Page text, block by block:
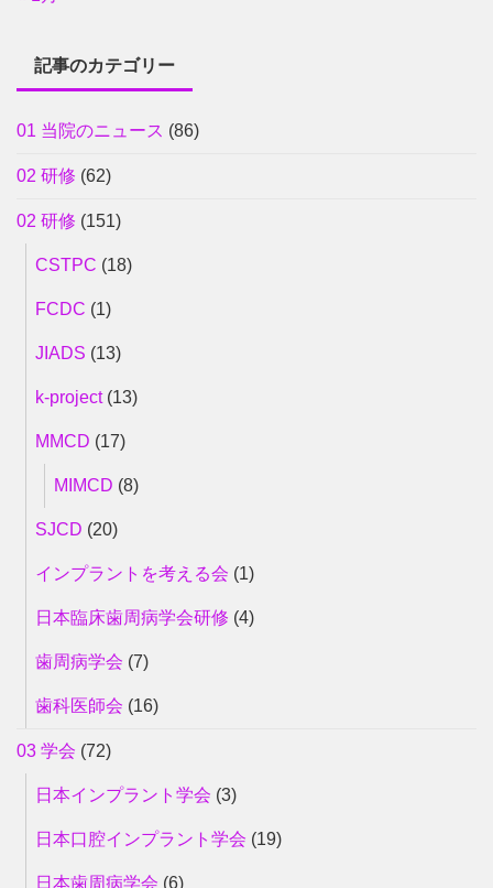
記事のカテゴリー
01 当院のニュース (86)
02 研修 (62)
02 研修 (151)
CSTPC (18)
FCDC (1)
JIADS (13)
k-project(13)
MMCD (17)
MIMCD (8)
SJCD (20)
インプラントを考える会 (1)
日本臨床歯周病学会研修 (4)
歯周病学会 (7)
歯科医師会 (16)
03 学会 (72)
日本インプラント学会 (3)
日本口腔インプラント学会 (19)
日本歯周病学会 (6)